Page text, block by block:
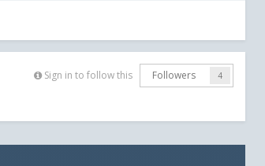
Sign in to follow this Followers 4